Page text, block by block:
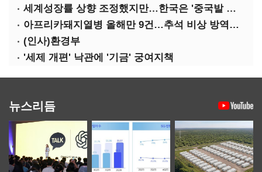
세계성장률 상향 조정했지만…한국은 '중국발 살얼음판'
아프리카돼지열병 올해만 9건…추석 비상 방역에 '총력'
(인사)환경부
'세제 개편' 낙관에 '기금' 궁여지책
뉴스리듬